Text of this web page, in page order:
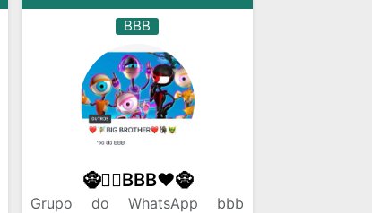
ligado em todas as novidades
sobre o BBB 25 que está
bombando, vem não fique de
fora dessa, vai perder essa
oportunidade????
BBB
🧌🧚‍♀️BBB❤️🧌
Grupo do WhatsApp bbb